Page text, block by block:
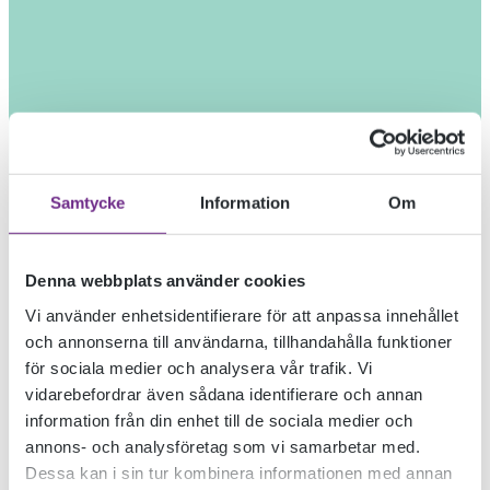
Samtycke Information Om
Denna webbplats använder cookies
Vi använder enhetsidentifierare för att anpassa innehållet
och annonserna till användarna, tillhandahålla funktioner
för sociala medier och analysera vår trafik. Vi
vidarebefordrar även sådana identifierare och annan
information från din enhet till de sociala medier och
annons- och analysföretag som vi samarbetar med.
Dessa kan i sin tur kombinera informationen med annan